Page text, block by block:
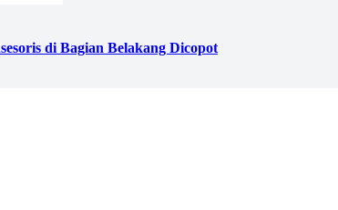
di Bagian Belakang Dicopot